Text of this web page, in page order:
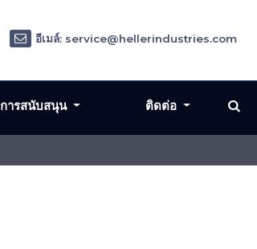
อีเมล์: service@hellerindustries.com
การสนับสนุน ติดต่อ